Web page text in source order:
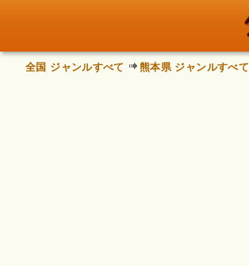
全国 ジャンルすべて 熊本県 ジャンルすべて